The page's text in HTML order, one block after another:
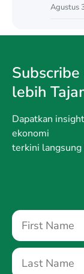
Agustus
lebih
Dapatkan
ekonomi
terkini